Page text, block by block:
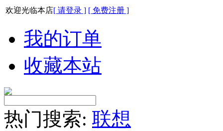
欢迎光临本店[ 请登录 ] [ 免费注册 ]
我的订单
收藏本站
热门搜索: 联想